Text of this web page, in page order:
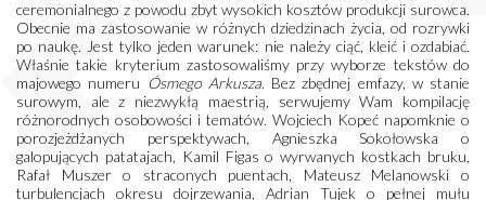
ceremonialnego z powodu zbyt wysokich kosztów produkcji surowca.
Obecnie ma zastosowanie w różnych dziedzinach życia, od rozrywki
po naukę. Jest tylko jeden warunek: nie należy ciąć, kleić i ozdabiać.
Właśnie takie kryterium zastosowaliśmy przy wyborze tekstów do
majowego numeru Ósmego Arkusza. Bez zbędnej emfazy, w stanie
surowym, ale z niezwykłą maestrią, serwujemy Wam kompilację
różnorodnych osobowości i tematów. Wojciech Kopeć napomknie o
porozjeżdżanych perspektywach, Agnieszka Sokołowska o
galopujących patatajach, Kamil Figas o wyrwanych kostkach bruku,
Rafał Muszer o straconych puentach, Mateusz Melanowski o
turbulencjach okresu dojrzewania, Adrian Tujek o pełnej mułu